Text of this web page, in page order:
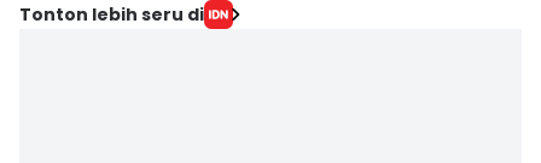
Tonton lebih seru di